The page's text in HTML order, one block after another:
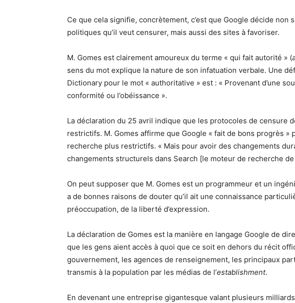
Ce que cela signifie, concrètement, c’est que Google décide non
politiques qu’il veut censurer, mais aussi des sites à favoriser.
M. Gomes est clairement amoureux du terme « qui fait autorité » (
sens du mot explique la nature de son infatuation verbale. Une
Dictionary pour le mot « authoritative » est : « Provenant d’une
conformité ou l’obéissance ».
La déclaration du 25 avril indique que les protocoles de censure
restrictifs. M. Gomes affirme que Google « fait de bons progrès »
recherche plus restrictifs. « Mais pour avoir des changements
changements structurels dans Search [le moteur de recherche de
On peut supposer que M. Gomes est un programmeur et un
a de bonnes raisons de douter qu’il ait une connaissance
préoccupation, de la liberté d’expression.
La déclaration de Gomes est la manière en langage Google de
que les gens aient accès à quoi que ce soit en dehors du récit
gouvernement, les agences de renseignement, les principaux
transmis à la population par les médias de l’establishment.
En devenant une entreprise gigantesque valant plusieurs